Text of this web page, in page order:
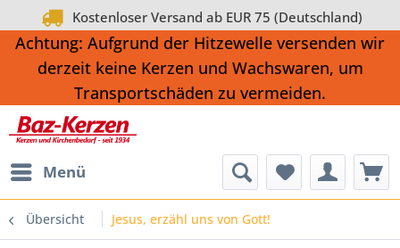
Kostenloser Versand ab EUR 75 (Deutschland)
Achtung: Aufgrund der Hitzewelle versenden wir
derzeit keine Kerzen und Wachswaren, um
Transportschäden zu vermeiden.
Menü
Übersicht Jesus, erzähl uns von Gott!